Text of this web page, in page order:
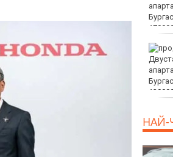
Хванаха за ден 29
шофьори с алкохол или
НАЙ-